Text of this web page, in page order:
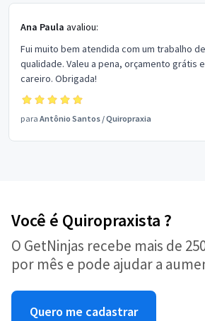
Ana Paula avaliou:
Fui muito bem atendida com um trabalho de
qualidade. Valeu a pena, orçamento grátis
careiro. Obrigada!
para Antônio Santos /Quiropraxia
Você é Quiropraxista ?
O GetNinjas recebe mais de
por mês e pode ajudar a
Quero me cadastrar